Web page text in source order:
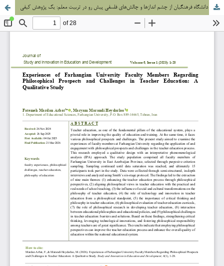
تجارب استادان دانشگاه فرهنگیان از چشم اندازها و چالش‌های فلسفی پیش رو در تربیت معلم: یک پژوهش کیفی